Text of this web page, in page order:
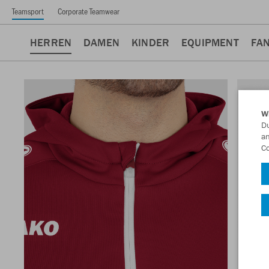
Teamsport Corporate Teamwear
HERREN DAMEN KINDER EQUIPMENT